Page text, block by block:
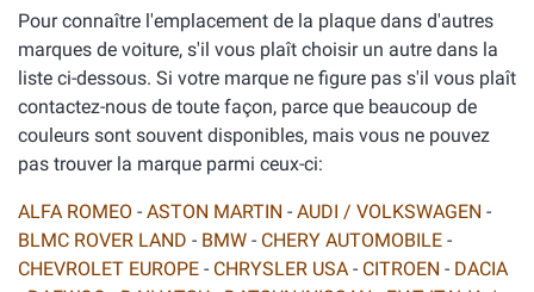
Pour connaître l'emplacement de la plaque dans d'autres
marques de voiture, s'il vous plaît choisir un autre dans la
liste ci-dessous. Si votre marque ne figure pas s'il vous plaît
contactez-nous de toute façon, parce que beaucoup de
couleurs sont souvent disponibles, mais vous ne pouvez
pas trouver la marque parmi ceux-ci:
ALFA ROMEO - ASTON MARTIN - AUDI / VOLKSWAGEN -
BLMC ROVER LAND - BMW - CHERY AUTOMOBILE -
CHEVROLET EUROPE - CHRYSLER USA - CITROEN - DACIA